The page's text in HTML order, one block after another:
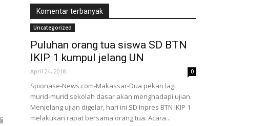
Komentar terbanyak
Uncategorized
Puluhan orang tua siswa SD BTN
IKIP 1 kumpul jelang UN
April 24, 2018 0
Spionase-News.com-Makassar-Dua pekan lagi
murid-murid sekolah dasar akan menghadapi ujian.
Menjelang ujian digelar, hari ini SD Inpres BTN IKIP 1
melakukan rapat bersama orang tua. Acara...